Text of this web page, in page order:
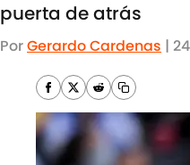
puerta de atrás
PorGerardo Cardenas |